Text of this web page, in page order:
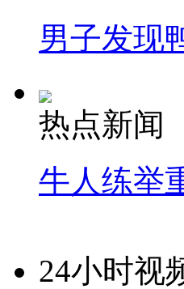
男子发现
热点新闻
牛人练举
24小时视